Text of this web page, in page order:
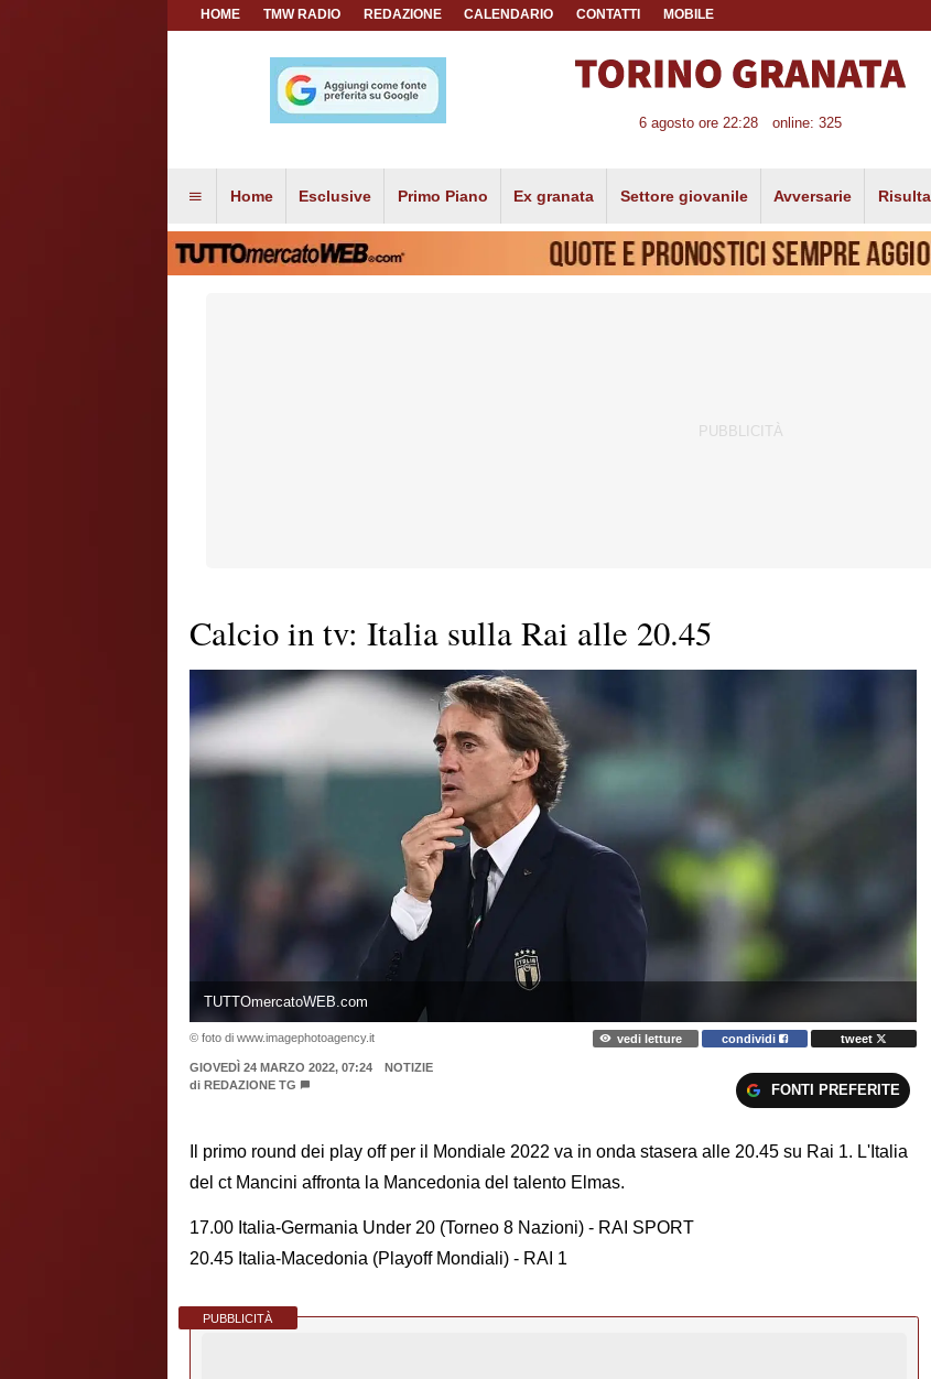
HOME TMW RADIO REDAZIONE CALENDARIO CONTATTI MOBILE
6 agosto ore 22:28 online: 325
Home Esclusive Primo Piano Ex granata Settore giovanile Avversarie
Calcio in tv: Italia sulla Rai alle 20.45
TUTTOmercatoWEB.com
© foto di www.imagephotoagency.it vedi letture condividi tweet
GIOVEDÌ 24 MARZO 2022, 07:24
NOTIZIE
di REDAZIONE TG FONTI PREFERITE
Il primo round dei play off per il Mondiale 2022 va in onda stasera alle 20.45 su Rai 1. L'Italia
del ct Mancini affronta la Mancedonia del talento Elmas.
17.00 Italia-Germania Under 20 (Torneo 8 Nazioni) - RAI SPORT
20.45 Italia-Macedonia (Playoff Mondiali) - RAI 1
PUBBLICITÀ